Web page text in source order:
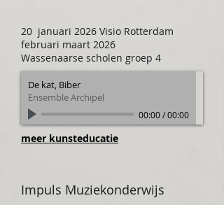
20 januari 2026 Visio Rotterdam
februari maart 2026
Wassenaarse scholen groep 4
De kat, Biber
Ensemble Archipel
00:00/00:00
meer kunsteducatie
Impuls Muziekonderwijs